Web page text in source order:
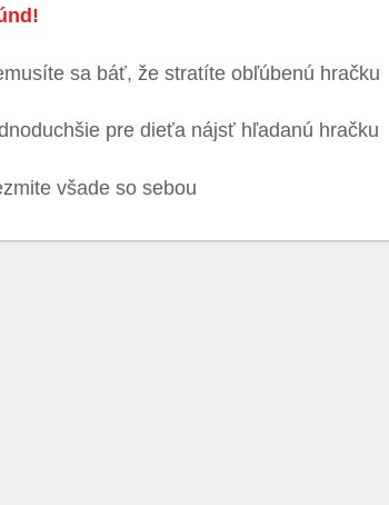
sa báť, že stratíte obľúbenú hračku
pre dieťa nájsť hľadanú hračku
všade so sebou